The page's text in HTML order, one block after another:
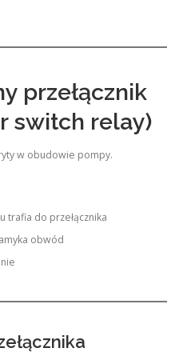
przełącznik
switch relay)
w obudowie pompy.
trafia do przełącznika
obwód